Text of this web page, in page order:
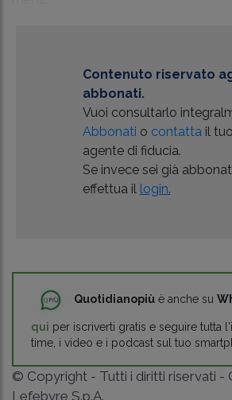
Contenuto riservato
abbonati.
Vuoi consultarlo
Abbonati o contattail tuo
agente di fiducia.
Se invece sei già
effettua il login.
Quotidianopiù è anche su
qui per iscriverti gratis e seguire tutta
time, i video e i podcast sul tuo
© Copyright - Tutti i diritti riservati -
Lefebvre S.p.A.